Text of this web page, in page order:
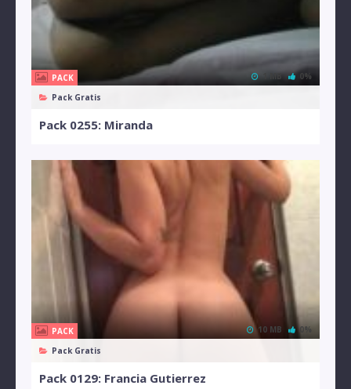
PACK
Pack Gratis
1 MB 0%
Pack 0255: Miranda
PACK
Pack Gratis
10 MB 0%
Pack 0129: Francia Gutierrez